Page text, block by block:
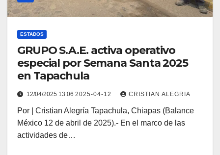
ESTADOS
GRUPO S.A.E. activa operativo
especial por Semana Santa 2025
en Tapachula
12/04/2025 13:06 2025-04-12 CRISTIAN ALEGRIA
Por | Cristian Alegría Tapachula, Chiapas (Balance
México 12 de abril de 2025).- En el marco de las
actividades de…